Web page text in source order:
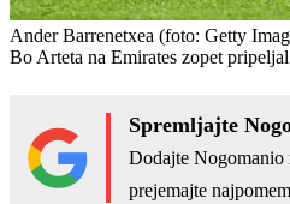
Ander Barrenetxea (foto: Getty
Bo Arteta na Emirates zopet
Spremljajte
Dodajte
prejemajte